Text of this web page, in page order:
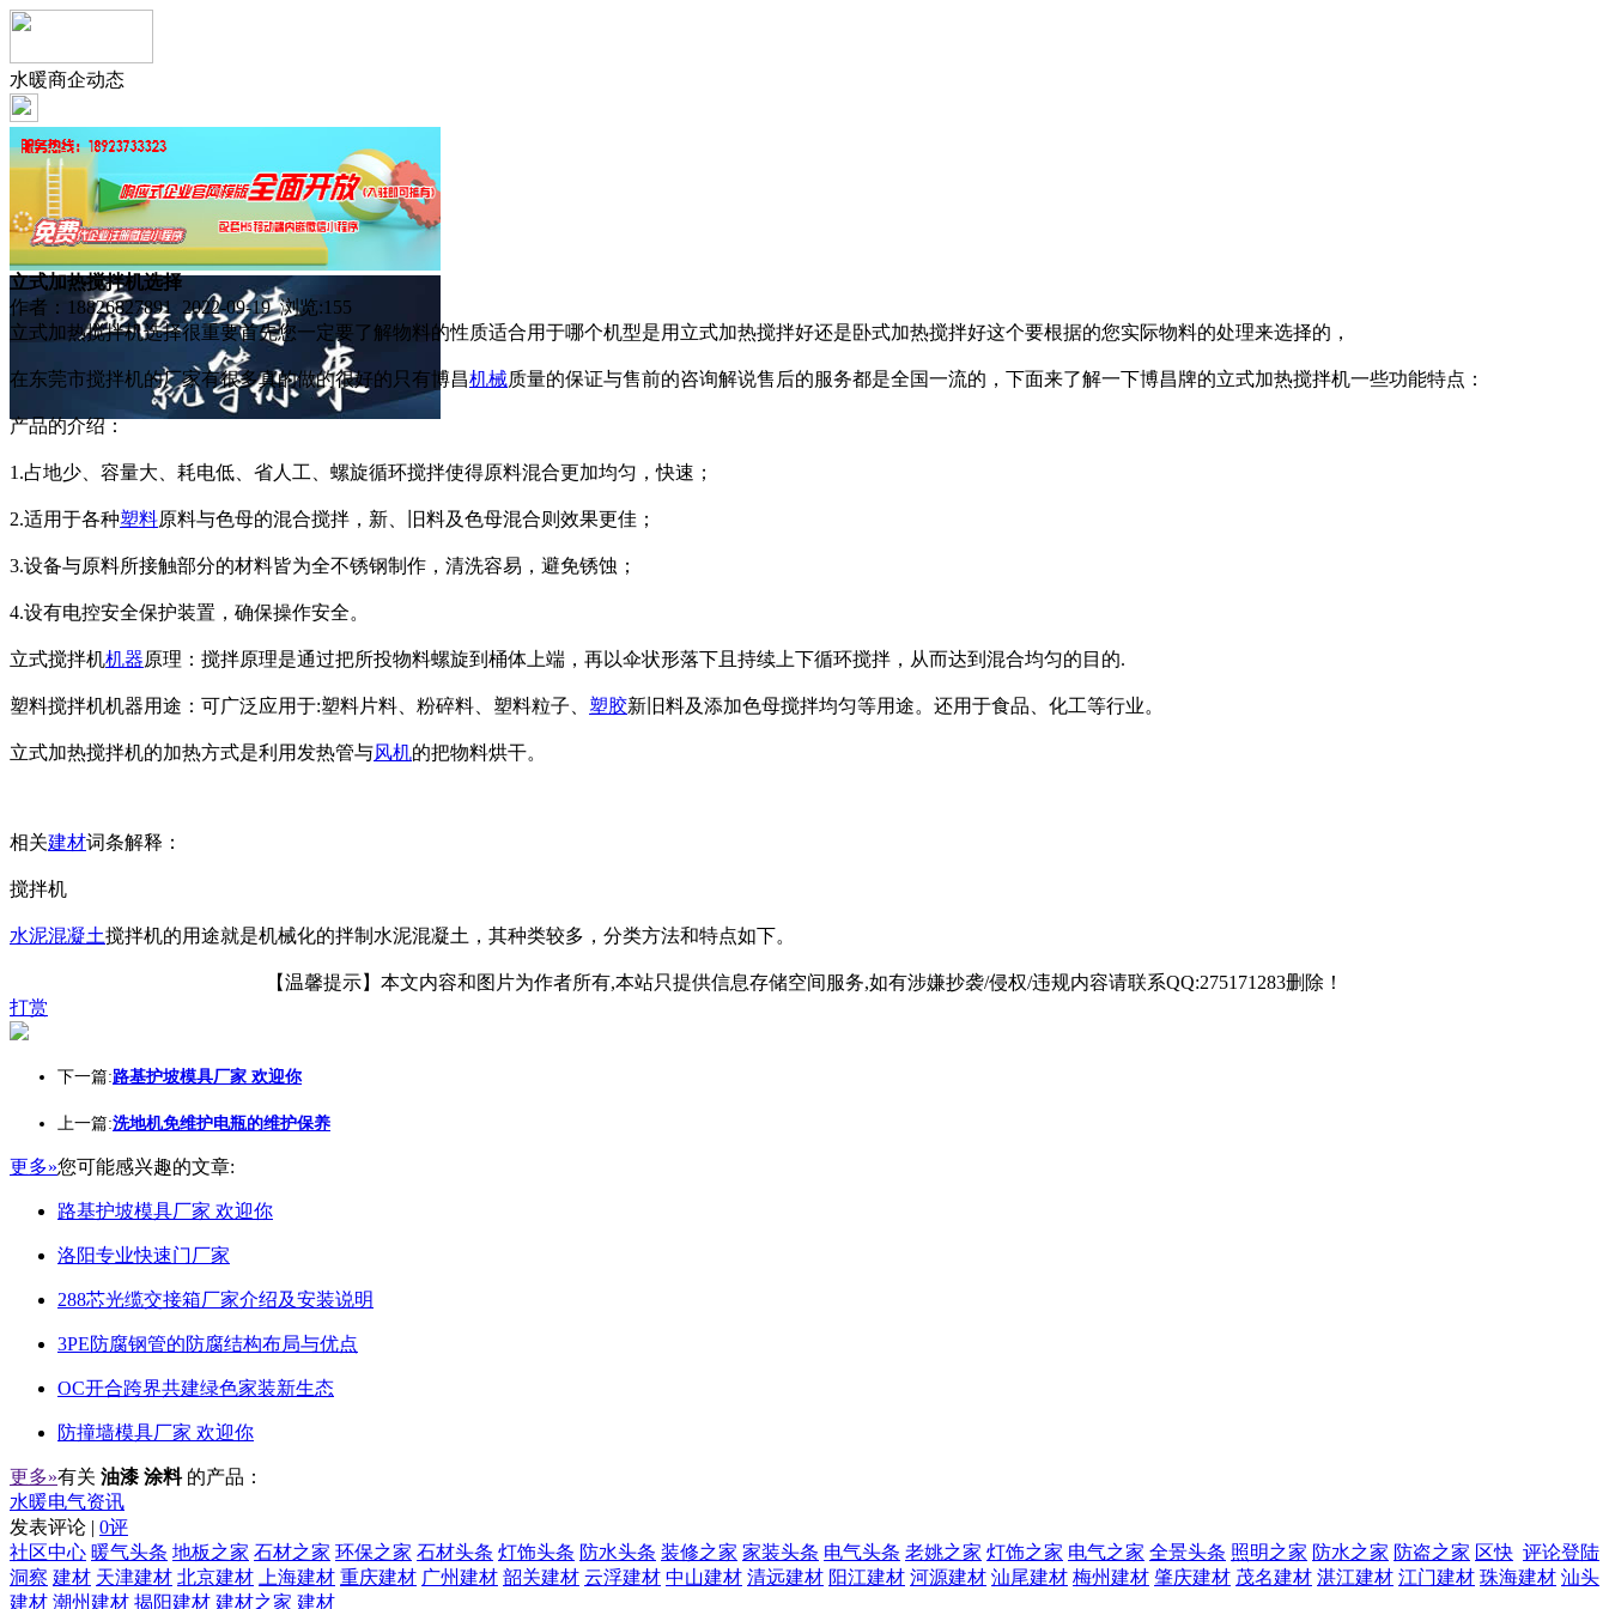
水暖商企动态
立式加热搅拌机选择
作者：18826827891 2022-09-19 浏览:155
立式加热搅拌机选择很重要首先您一定要了解物料的性质适合用于哪个机型是用立式加热搅拌好还是卧式加热搅拌好这个要根据的您实际物料的处理来选择的，
在东莞市搅拌机的厂家有很多真的做的很好的只有博昌机械质量的保证与售前的咨询解说售后的服务都是全国一流的，下面来了解一下博昌牌的立式加热搅拌机一些功能特点：
产品的介绍：
1.占地少、容量大、耗电低、省人工、螺旋循环搅拌使得原料混合更加均匀，快速；
2.适用于各种塑料原料与色母的混合搅拌，新、旧料及色母混合则效果更佳；
3.设备与原料所接触部分的材料皆为全不锈钢制作，清洗容易，避免锈蚀；
4.设有电控安全保护装置，确保操作安全。
立式搅拌机机器原理：搅拌原理是通过把所投物料螺旋到桶体上端，再以伞状形落下且持续上下循环搅拌，从而达到混合均匀的目的.
塑料搅拌机机器用途：可广泛应用于:塑料片料、粉碎料、塑料粒子、 塑胶新旧料及添加色母搅拌均匀等用途。还用于食品、化工等行业。
立式加热搅拌机的加热方式是利用发热管与风机的把物料烘干。
相关建材词条解释：
搅拌机
水泥混凝土搅拌机的用途就是机械化的拌制水泥混凝土，其种类较多，分类方法和特点如下。
【温馨提示】本文内容和图片为作者所有,本站只提供信息存储空间服务,如有涉嫌抄袭/侵权/违规内容请联系QQ:275171283删除！
打赏
下一篇:路基护坡模具厂家 欢迎你
上一篇:洗地机免维护电瓶的维护保养
更多»您可能感兴趣的文章:
路基护坡模具厂家 欢迎你
洛阳专业快速门厂家
288芯光缆交接箱厂家介绍及安装说明
3PE防腐钢管的防腐结构布局与优点
OC开合跨界共建绿色家装新生态
防撞墙模具厂家 欢迎你
更多»有关 油漆 涂料 的产品：
水暖电气资讯
发表评论 | 0评
评论登陆
社区中心 暖气头条 地板之家 石材之家 环保之家 石材头条 灯饰头条 防水头条 装修之家 家装头条 电气头条 老姚之家 灯饰之家 电气之家 全景头条 照明之家 防水之家 防盗之家 区快
洞察 建材 天津建材 北京建材 上海建材 重庆建材 广州建材 韶关建材 云浮建材 中山建材 清远建材 阳江建材 河源建材 汕尾建材 梅州建材 肇庆建材 茂名建材 湛江建材 江门建材 珠海建材 汕头
建材 潮州建材 揭阳建材 建材之家 建材